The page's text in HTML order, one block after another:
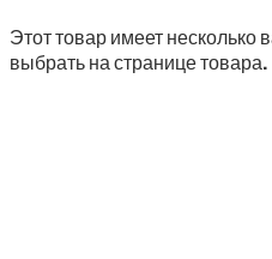
Этот товар имеет
выбрать на странице товара.